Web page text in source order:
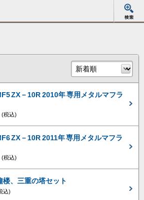
ZX－10R 2010年 専用メタルマフラ
(税込)
ZX－10R 2011年 専用メタルマフラ
(税込)
楼、三重の塔セット
込)